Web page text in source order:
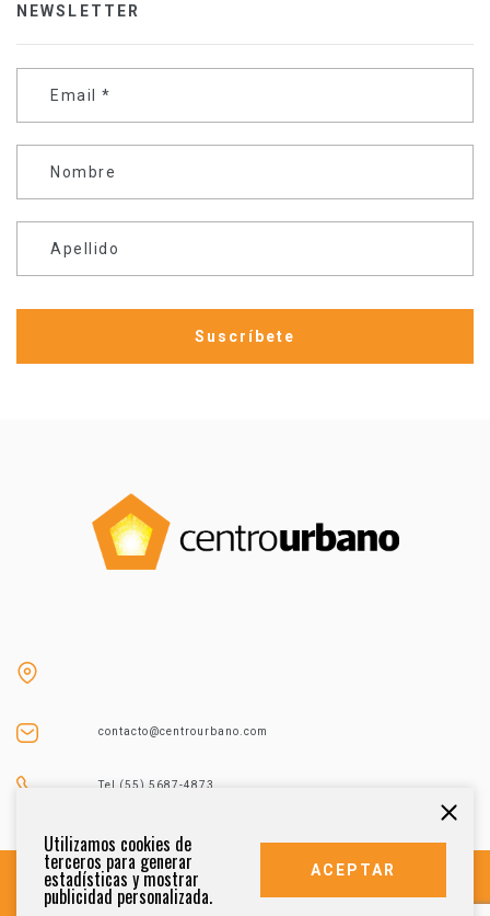
NEWSLETTER
Email *
Nombre
Apellido
contacto@centrourbano.com
Tel (55) 5687-4873
Utilizamos cookies de
terceros para generar
estadísticas y mostrar
publicidad personalizada.
ACEPTAR